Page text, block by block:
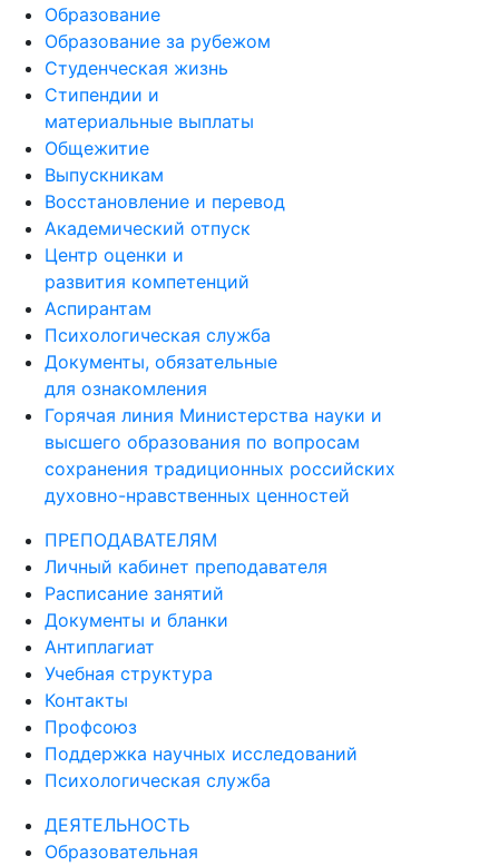
Образование
Образование за рубежом
Студенческая жизнь
Стипендии и
материальные выплаты
Общежитие
Выпускникам
Восстановление и перевод
Академический отпуск
Центр оценки и
развития компетенций
Аспирантам
Психологическая служба
Документы, обязательные
для ознакомления
Горячая линия Министерства науки и
высшего образования по вопросам
сохранения традиционных российских
духовно-нравственных ценностей
ПРЕПОДАВАТЕЛЯМ
Личный кабинет преподавателя
Расписание занятий
Документы и бланки
Антиплагиат
Учебная структура
Контакты
Профсоюз
Поддержка научных исследований
Психологическая служба
ДЕЯТЕЛЬНОСТЬ
Образовательная